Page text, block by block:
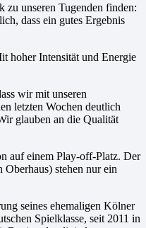
zu unseren Tugenden finden:
dass ein gutes Ergebnis
hoher Intensität und Energie
wir mit unseren
letzten Wochen deutlich
glauben an die Qualität
auf einem Play-off-Platz. Der
stehen nur ein
seines ehemaligen Kölner
Spielklasse, seit 2011 in